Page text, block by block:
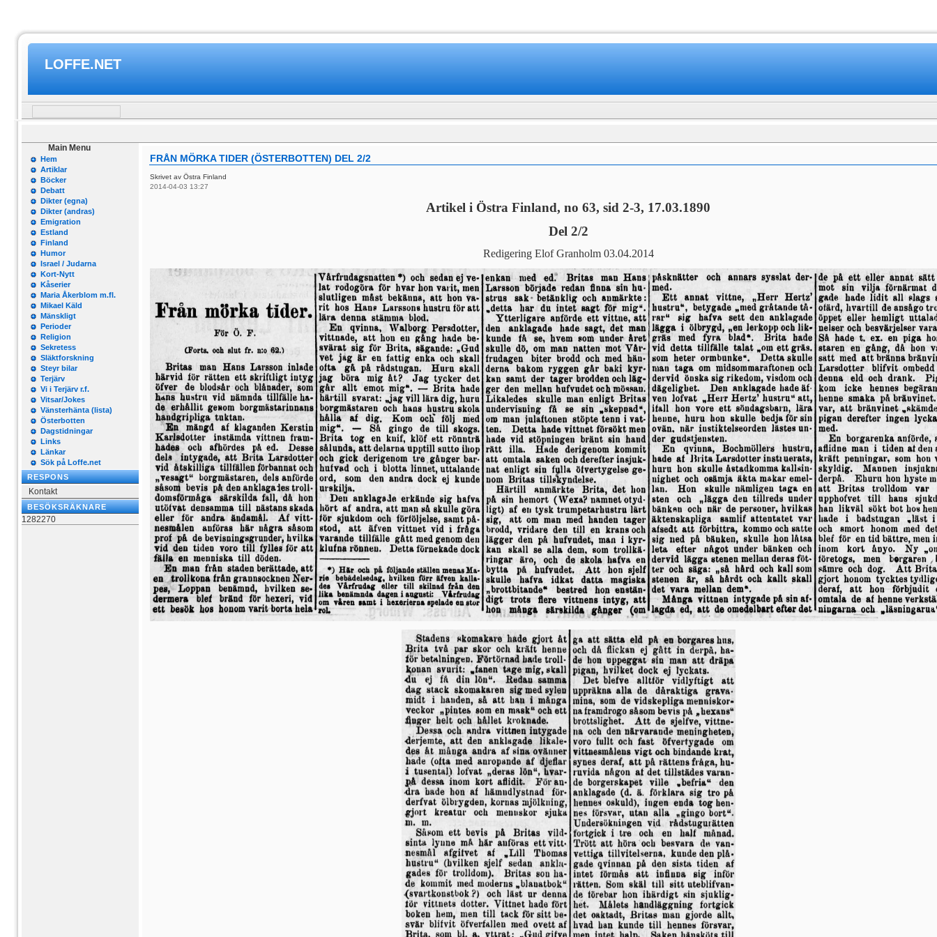
LOFFE.NET
Main Menu
Hem
Artiklar
Böcker
Debatt
Dikter (egna)
Dikter (andras)
Emigration
Estland
Finland
Humor
Israel / Judarna
Kort-Nytt
Kåserier
Maria Åkerblom m.fl.
Mikael Käld
Mänskligt
Perioder
Religion
Sekretess
Släktforskning
Steyr bilar
Terjärv
Vi i Terjärv r.f.
Vitsar/Jokes
Vänsterhänta (lista)
Österbotten
Dagstidningar
Links
Länkar
Sök på Loffe.net
RESPONS
Kontakt
BESÖKSRÄKNARE
1282270
FRÅN MÖRKA TIDER (ÖSTERBOTTEN) DEL 2/2
Skrivet av Östra Finland
2014-04-03 13:27
Artikel i Östra Finland, no 63, sid 2-3, 17.03.1890
Del 2/2
Redigering Elof Granholm 03.04.2014